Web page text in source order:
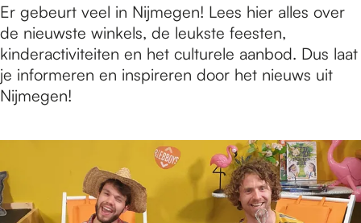
d
e
h
o
p
a
Er gebeurt veel in Nijmegen! Lees hier alles over
de nieuwste winkels, de leukste feesten,
kinderactiviteiten en het culturele aanbod. Dus laat
je informeren en inspireren door het nieuws uit
Nijmegen!
2
4
9